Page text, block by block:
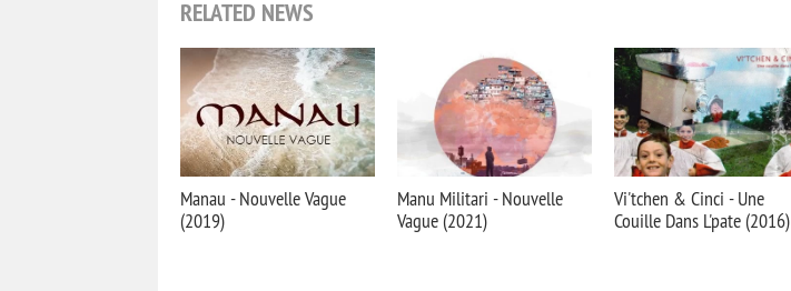
RELATED NEWS
Manau - Nouvelle Vague
(2019)
Manu Militari - Nouvelle
Vague (2021)
Vi'tchen & Cinci - Une
Couille Dans L'pate (2016)